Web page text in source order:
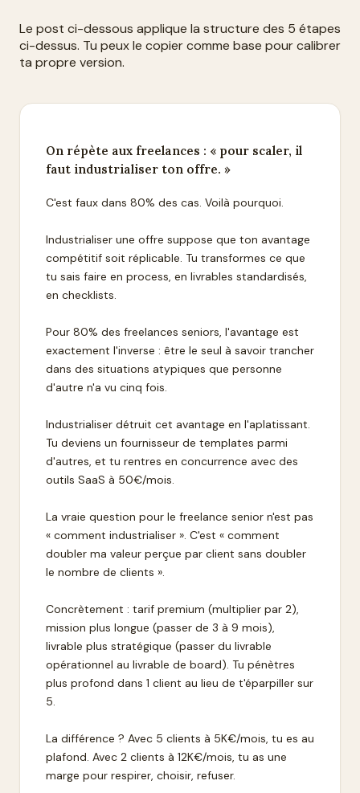
Le post ci-dessous applique la structure des 5 étapes
ci-dessus. Tu peux le copier comme base pour calibrer
ta propre version.
On répète aux freelances : « pour scaler, il
faut industrialiser ton offre. »
C'est faux dans 80% des cas. Voilà pourquoi.
Industrialiser une offre suppose que ton avantage
compétitif soit réplicable. Tu transformes ce que
tu sais faire en process, en livrables standardisés,
en checklists.
Pour 80% des freelances seniors, l'avantage est
exactement l'inverse : être le seul à savoir trancher
dans des situations atypiques que personne
d'autre n'a vu cinq fois.
Industrialiser détruit cet avantage en l'aplatissant.
Tu deviens un fournisseur de templates parmi
d'autres, et tu rentres en concurrence avec des
outils SaaS à 50€/mois.
La vraie question pour le freelance senior n'est pas
« comment industrialiser ». C'est « comment
doubler ma valeur perçue par client sans doubler
le nombre de clients ».
Concrètement : tarif premium (multiplier par 2),
mission plus longue (passer de 3 à 9 mois),
livrable plus stratégique (passer du livrable
opérationnel au livrable de board). Tu pénètres
plus profond dans 1 client au lieu de t'éparpiller sur
5.
La différence ? Avec 5 clients à 5K€/mois, tu es au
plafond. Avec 2 clients à 12K€/mois, tu as une
marge pour respirer, choisir, refuser.